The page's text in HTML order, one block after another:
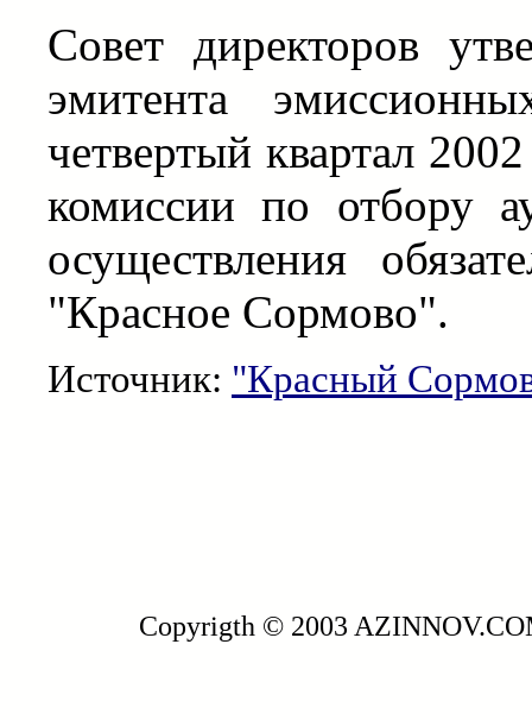
Совет директоров
эмитента
четвертый квартал
комиссии по отбору
осуществления
"Красное Сормово".
Источник: "Красный
Copyrigth © 2003